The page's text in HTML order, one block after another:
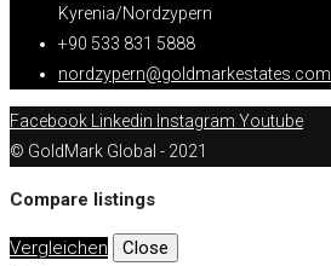
Kyrenia/Nordzypern
+90 533 831 5888
nordzypern@goldmarkestates.com
Facebook Linkedin Instagram Youtube
© GoldMark Global - 2021
Compare listings
Vergleichen
Close